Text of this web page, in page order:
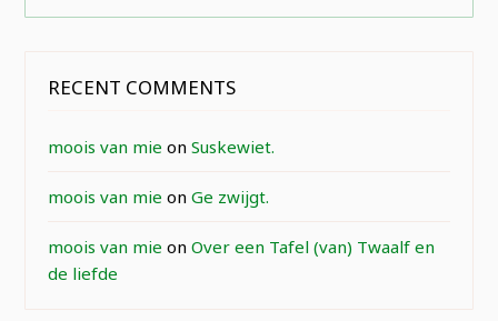
RECENT COMMENTS
moois van mie onSuskewiet.
moois van mie onGe zwijgt.
moois van mie onOver een Tafel (van) Twaalf en
de liefde